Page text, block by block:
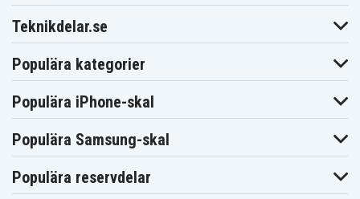
Teknikdelar.se
Populära kategorier
Populära iPhone-skal
Populära Samsung-skal
Populära reservdelar